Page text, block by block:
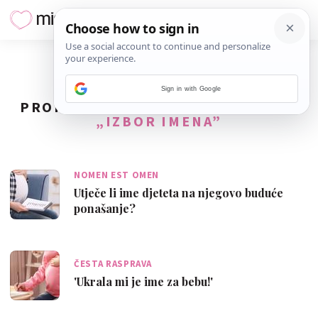
PRONAĐENO48REZULTATA ZA TAG
„IZBOR IMENA”
NOMEN EST OMEN
Utječe li ime djeteta na njegovo buduće
ponašanje?
ČESTA RASPRAVA
'Ukrala mi je ime za bebu!'
Sign in with Google